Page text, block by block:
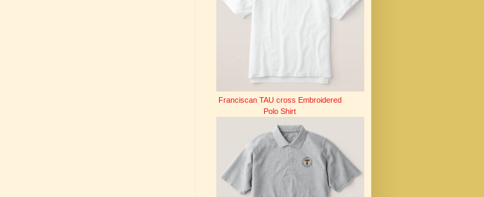
Franciscan TAU cross Embroidered
Polo Shirt